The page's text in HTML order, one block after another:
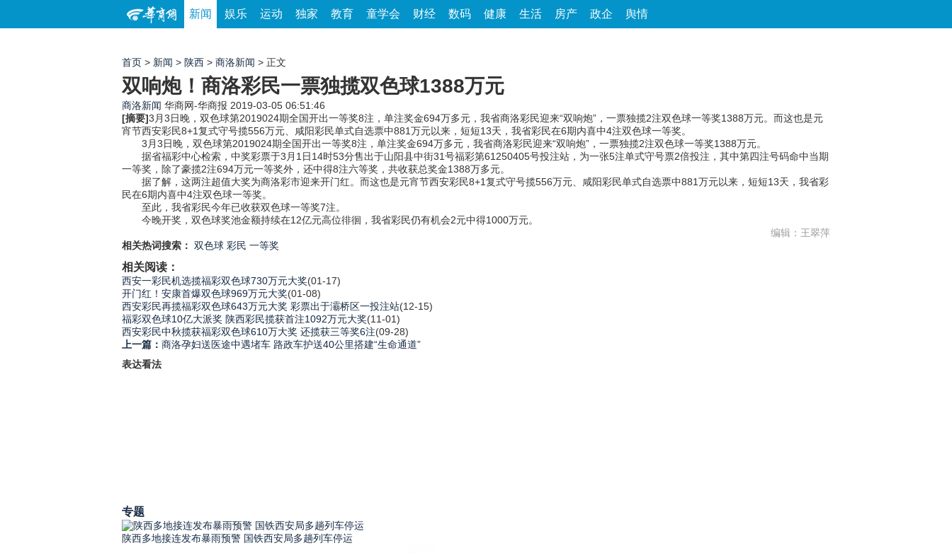
新闻 娱乐 运动 独家 教育 童学会 财经 数码 健康 生活 房产 政企 舆情
首页 > 新闻 > 陕西 > 商洛新闻 > 正文
双响炮！商洛彩民一票独揽双色球1388万元
商洛新闻 华商网-华商报 2019-03-05 06:51:46
[摘要]3月3日晚，双色球第2019024期全国开出一等奖8注，单注奖金694万多元，我省商洛彩民迎来“双响炮”，一票独揽2注双色球一等奖1388万元。而这也是元
宵节西安彩民8+1复式守号揽556万元、咸阳彩民单式自选票中881万元以来，短短13天，我省彩民在6期内喜中4注双色球一等奖。
3月3日晚，双色球第2019024期全国开出一等奖8注，单注奖金694万多元，我省商洛彩民迎来“双响炮”，一票独揽2注双色球一等奖1388万元。
据省福彩中心检索，中奖彩票于3月1日14时53分售出于山阳县中街31号福彩第61250405号投注站，为一张5注单式守号票2倍投注，其中第四注号码命中当期
一等奖，除了豪揽2注694万元一等奖外，还中得8注六等奖，共收获总奖金1388万多元。
据了解，这两注超值大奖为商洛彩市迎来开门红。而这也是元宵节西安彩民8+1复式守号揽556万元、咸阳彩民单式自选票中881万元以来，短短13天，我省彩
民在6期内喜中4注双色球一等奖。
至此，我省彩民今年已收获双色球一等奖7注。
今晚开奖，双色球奖池金额持续在12亿元高位徘徊，我省彩民仍有机会2元中得1000万元。
编辑：王翠萍
相关热词搜索： 双色球 彩民 一等奖
相关阅读：
西安一彩民机选揽福彩双色球730万元大奖(01-17)
开门红！安康首爆双色球969万元大奖(01-08)
西安彩民再揽福彩双色球643万元大奖 彩票出于灞桥区一投注站(12-15)
福彩双色球10亿大派奖 陕西彩民揽获首注1092万元大奖(11-01)
西安彩民中秋揽获福彩双色球610万大奖 还揽获三等奖6注(09-28)
上一篇： 商洛孕妇送医途中遇堵车 路政车护送40公里搭建“生命通道”
表达看法
专题
陕西多地接连发布暴雨预警 国铁西安局多趟列车停运